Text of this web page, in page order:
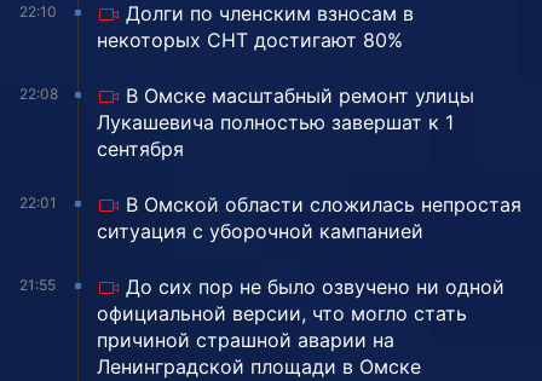
22:10
Долги по членским взносам в
некоторых СНТ достигают 80%
22:08
В Омске масштабный ремонт улицы
Лукашевича полностью завершат к 1
сентября
22:01
В Омской области сложилась непростая
ситуация с уборочной кампанией
21:55
До сих пор не было озвучено ни одной
официальной версии, что могло стать
причиной страшной аварии на
Ленинградской площади в Омске